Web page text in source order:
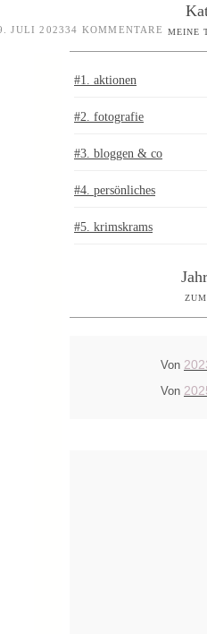
JULI 202334 KOMMENTARE MEINE
#1. aktionen
#2. fotografie
#3. bloggen & co
#4. persönliches
#5. krimskrams
Von
Von